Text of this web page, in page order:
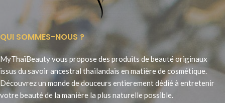
QUI SOMMES-NOUS ?
MyThaïBeauty vous propose des produits de beauté originaux
issus du savoir ancestral thailandais en matière de cosmétique.
Découvrez un monde de douceurs entierement dédié à entretenir
votre beauté de la manière la plus naturelle possible.